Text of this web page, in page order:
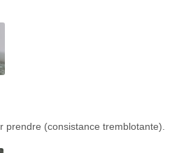
(consistance tremblotante).